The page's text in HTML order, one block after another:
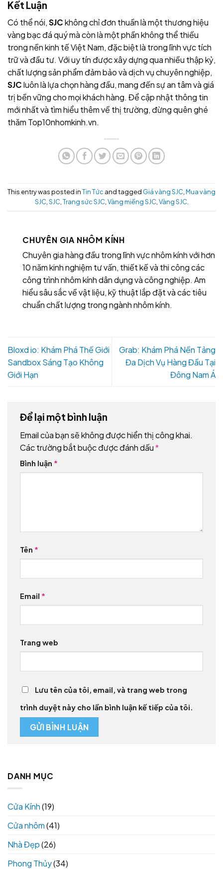
Kết Luận
Có thể nói,SJCkhông chỉ đơn thuần là một thương hiệu
vàng bạc đá quý mà còn là một phần không thể thiếu
trong nền kinh tế Việt Nam, đặc biệt là trong lĩnh vực tích
trữ và đầu tư. Với uy tín được xây dựng qua nhiều thập kỷ,
chất lượng sản phẩm đảm bảo và dịch vụ chuyên nghiệp,
SJCluôn là lựa chọn hàng đầu, mang đến sự an tâm và giá
trị bền vững cho mọi khách hàng. Để cập nhật thông tin
mới nhất và tìm hiểu thêm về thị trường, đừng quên ghé
thăm Top10nhomkinh.vn.
This entry was posted inTin Tức and tagged Giá vàng SJC Mua vàng
SJC, SJC, Trang sức SJC, Vàng miếng SJC, Vàng SJC.
CHUYÊN GIA NHÔM KÍNH
Chuyên gia hàng đầu trong lĩnh vực nhôm kính với hơn
10 năm kinh nghiệm tư vấn, thiết kế và thi công các
công trình nhôm kính dân dụng và công nghiệp. Am
hiểu sâu sắc về vật liệu, kỹ thuật lắp đặt và các tiêu
chuẩn chất lượng trong ngành nhôm kính.
Bloxd io: Khám Phá Thế Giới
Sandbox Sáng Tạo Không
Giới Hạn
Grab: Khám Phá Nền Tảng
Đa Dịch Vụ Hàng Đầu Tại
Đông Nam Á
Để lại một bình luận
Email của bạn sẽ không được hiển thị công khai.
Các trường bắt buộc được đánh dấu*
Bình luận *
Tên *
Email *
Trang web
Lưu tên của tôi, email, và trang web trong
trình duyệt này cho lần bình luận kế tiếp của tôi.
DANH MỤC
Cửa Kính(19)
Cửa nhôm(41)
Nhà Đẹp(26)
Phong Thủy(34)